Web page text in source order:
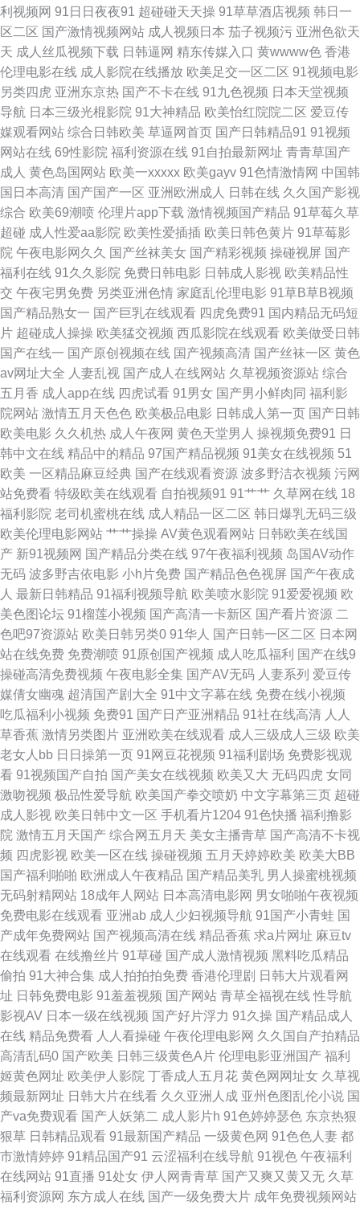
91海角社区视频偷情 电影理论在线 国产在线看片 酒店对白国产 欧美福利免
费 亚洲一区在线 91豆花看片 91密桃tv 91在线观看国产视频 八戒八戒 国产
精品久久 精品国产久线观看视频 欧美日本国产三在线 如何找三级网站 80s
大泥电影 91久久网 97碰在线 电视剧在线免费观看 黄色仓库在线影院 欧美精
品区一 三年成全免费观看全 亚洲无码免费观看视频 传媒一区 精品免费囯产
一区二区 免费三级网址 激情啪啪综合 欧洲亚洲国产精品 日朝一级免费观看
日韩美女大片免费看 深夜释放在线看网站 婷婷www狼人 天天瑟 一区一区三
91 亚洲天天爱 91在线观 第九个寡妇在线观看 九九福利视频 欧美性交久久
深夜免费福利视频 91超碰在线长腿 91影音 传媒福利 国产专区一线 蜜桃视频
蜜桃app 欧美激情伊人网 在线观看国产自拍 91免费在线观看资源站 肏屄免
费在线 国产在线观看91 免费视频28p 日本污视频 性爱福利视频网站 91看片
看 9一免费看网站 国产精品理论片A区 老司机精品视频线观看86 91黄用脚踩
裆部视频 国产成人十二区 啦啦啦视频在线观看 三级久久久久久 2025AV天堂
网 91视频在线观看H 成全观看免费完整版 国产自拍视频观看 女同性恋做爱
福利视频 三年中国在线中文免费 91磁力链接磁力链接 99热这里只有精品66
国产精品久久综合 美女视频久久 日本三级黄 野花免费观看高清电视 91久久
比比资源色 国产91白虎动漫 抠逼 日韩欧美在线视频导航 中日美欧韩大片免
费看 91色情软件下载 www五月激情 国产探花第一页 97在线视频免费网站
免费电影院网站电影天堂 色狼网子 91v影院 91小视频性生活 成人AV精品秘
免费 国产91精品 日韩字幕在线观看 2026亚洲天堂视频 91性色 国产传媒在
线观看 男女深夜蜜桃视频免费看 泰国视频 91海外国产下载视频 99re热在线
视频 国产另类ts 女同精品 现夜欧美不卡在线观看 91免费版在线观看 草莓国
产精品视频 黄免费大全视频在线看网页 殴美日级精品影视 91成人免费视频
97超碰人人艹 国厂黄色 欧美综合在线观看 2020tv 97超碰在线综合蜜桃 国
产精品国产一级按摩 能在线看电视剧的网站 天堂精品 91黑丝福利极品尤物
第一滴血4高清 麻豆免费男女叉草 日日精品视频免费2021 91磁力对接 9热
精品在线 国产在线第1页 欧美日韩亚 星空影院 91美女免费黑料 福利电影网
人妻久久精品国产 最新电影在线观看 91性情www 国产第一二页 女人天堂a
无人区高清视频在线观看 91美女小视频 国产精品a久久久久 日韩第一页
91AV欧美 97电影院网站 国产精选久久 欧美日韩国产伊人 亚洲精品A片99久
利视频网 91日日夜夜91 超碰碰天天操 91草草酒店视频 韩日一
区二区 国产激情视频网站 成人视频日本 茄子视频污 亚洲色欲天
天 成人丝瓜视频下载 日韩逼网 精东传媒入口 黄wwww色 香港
伦理电影在线 成人影院在线播放 欧美足交一区二区 91视频电影
另类四虎 亚洲东京热 国产不卡在线 91九色视频 日本天堂视频
导航 日本三级光棍影院 91大神精品 欧美怡红院院二区 爱豆传
媒观看网站 综合日韩欧美 草逼网首页 国产日韩精品91 91视频
网站在线 69性影院 福利资源在线 91自拍最新网址 青青草国产
成人 黄色岛国网站 欧美一xxxxx 欧美gayv 91色情激情网 中国韩
国日本高清 国产国产一区 亚洲欧洲成人 日韩在线 久久国产影视
综合 欧美69潮喷 伦理片app下载 激情视频国产精品 91草莓久草
超碰 成人性爱aa影院 欧美性爱插插 欧美日韩色黄片 91草莓影
院 午夜电影网久久 国产丝袜美女 国产精彩视频 操碰视屏 国产
福利在线 91久久影院 免费日韩电影 日韩成人影视 欧美精品性
交 午夜宅男免费 另类亚洲色情 家庭乱伦理电影 91草B草B视频
国产精品熟女一 国产巨乳在线观看 四虎免费91 国内精品无码短
片 超碰成人操操 欧美猛交视频 西瓜影院在线观看 欧美做受日韩
国产在线一 国产原创视频在线 国产视频高清 国产丝袜一区 黄色
av网址大全 人妻乱视 国产成人在线网站 久草视频资源站 综合
五月香 成人app在线 四虎试看 91男女 国产男小鲜肉同 福利影
院网站 激情五月天色色 欧美极品电影 日韩成人第一页 国产日韩
欧美电影 久久机热 成人午夜网 黄色天堂男人 操视频免费91 日
韩中文在线 精品中的精品 97国产精品视频 91美女在线视频 51
欧美 一区精品麻豆经典 国产在线观看资源 波多野洁衣视频 污网
站免费看 特级欧美在线观看 自拍视频91 91艹艹 久草网在线 18
福利影院 老司机蜜桃在线 成人精品一区二区 韩日爆乳无码三级
欧美伦理电影网站 艹艹操操 AV黄色观看网站 日韩欧美在线国
产 新91视频网 国产精品分类在线 97午夜福利视频 岛国AV动作
无码 波多野吉依电影 小h片免费 国产精品色色视屏 国产午夜成
人 最新日韩精品 91福利视频导航 欧美喷水影院 91爱爱视频 欧
美色图论坛 91榴莲小视频 国产高清一卡新区 国产看片资源 二
色吧97资源站 欧美日韩另类0 91华人 国产日韩一区二区 日本网
站在线免费 免费潮喷 91原创国产视频 成人吃瓜福利 国产在线9
操碰高清免费视频 午夜电影全集 国产AV无码 人妻系列 爱豆传
媒倩女幽魂 超清国产剧大全 91中文字幕在线 免费在线小视频
吃瓜福利小视频 免费91 国产日产亚洲精品 91社在线高清 人人
草香蕉 激情另类图片 亚洲欧美在线观看 成人三级成人三级 欧美
老女人bb 日日操第一页 91网豆花视频 91福利剧场 免费影视观
看 91视频国产自拍 国产美女在线视频 欧美又大 无码四虎 女同
激吻视频 极品性爱导航 欧美国产拳交喷奶 中文字幕第三页 超碰
成人影视 欧美日韩中文一区 手机看片1204 91色快播 福利撸影
院 激情五月天国产 综合网五月天 美女主播青草 国产高清不卡视
频 四虎影视 欧美一区在线 操碰视频 五月天婷婷欧美 欧美大BB
国产福利啪啪 欧洲成人午夜精品 国产精品美乳 男人操蜜桃视频
无码射精网站 18成年人网站 日本高清电影网 男女啪啪午夜视频
免费电影在线观看 亚洲ab 成人少妇视频导航 91国产小青蛙 国
产成年免费网站 国产视频高清在线 精品香蕉 求a片网址 麻豆tv
在线观看 在线撸丝片 91草碰 国产成人激情视频 黑料吃瓜精品
偷拍 91大神合集 成人拍拍拍免费 香港伦理剧 日韩大片观看网
址 日韩免费电影 91羞羞视频 国产网站 青草全福视在线 性导航
影视AV 日本一级在线视频 国产好片浮力 91久操 国产精品成人
在线 精品免费看 人人看操碰 午夜伦理电影网 久久国自产拍精品
高清乱码0 国产欧美 日韩三级黄色A片 伦理电影亚洲国产 福利
姬黄色网址 欧美伊人影院 丁香成人五月花 黄色网网址女 久草视
频最新网址 日韩大片在线看 久久亚洲人成 亚州色图乱伦小说 国
产va免费观看 国产人妖第二 成人影片h 91色婷婷瑟色 东京热狠
狠草 日韩精品观看 91最新国产精品 一级黄色网 91色色人妻 都
市激情婷婷 91精品国产91 云涩福利在线导航 91视色 午夜福利
在线网站 91直播 91处女 伊人网青青草 国产又爽又黄又无 久草
福利资源网 东方成人在线 国产一级免费大片 成年免费视频网站